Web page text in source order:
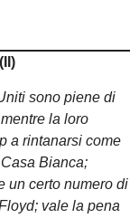
sono piene di
la loro
a rintanarsi come
Bianca;
un certo numero di
vale la pena